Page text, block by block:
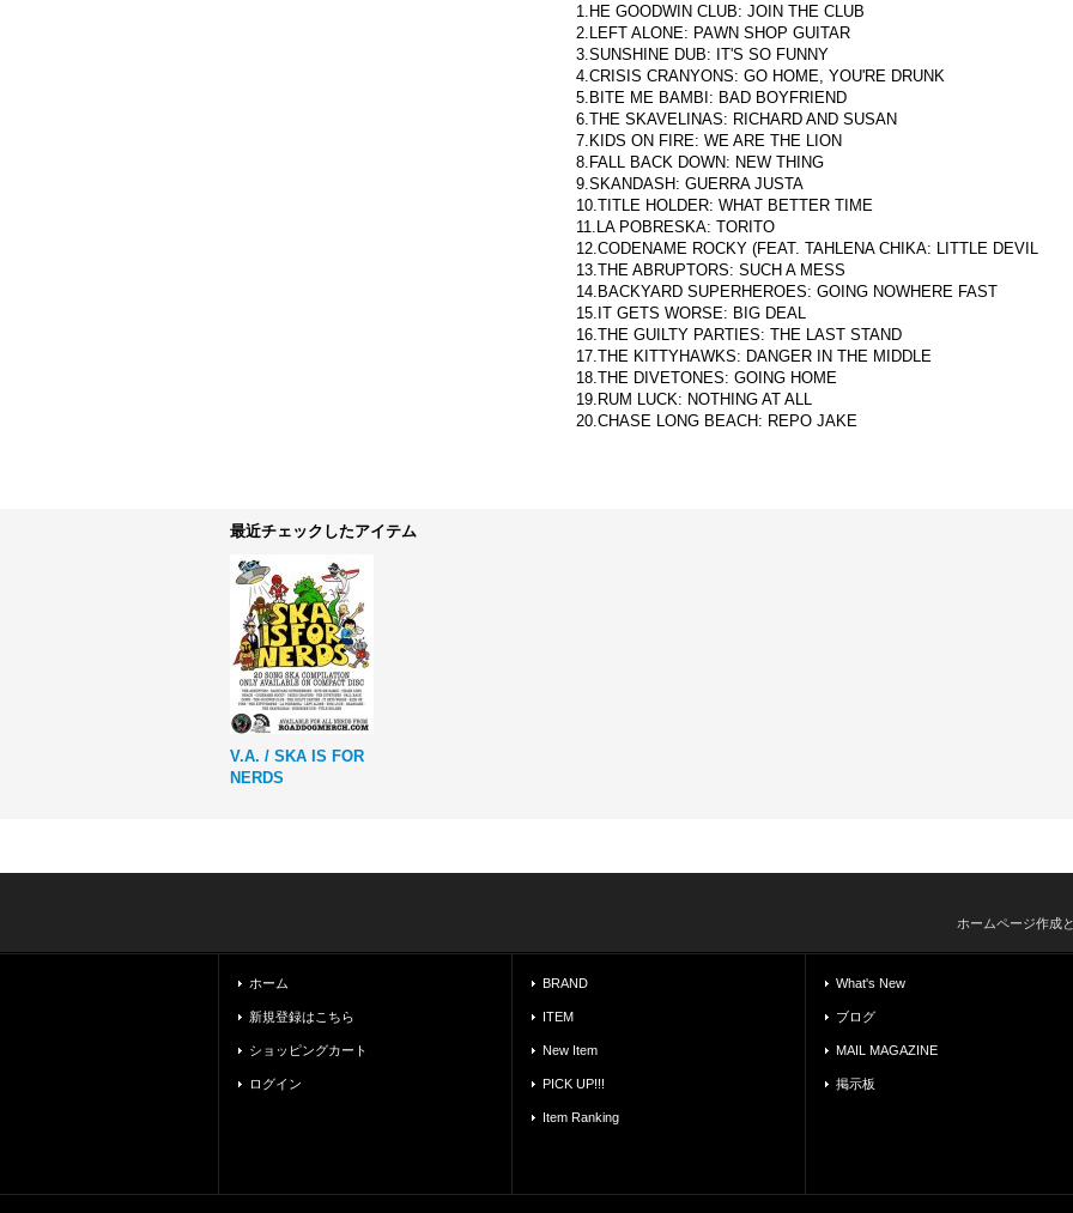
1.HE GOODWIN CLUB: JOIN THE CLUB
2.LEFT ALONE: PAWN SHOP GUITAR
3.SUNSHINE DUB: IT'S SO FUNNY
4.CRISIS CRANYONS: GO HOME, YOU'RE DRUNK
5.BITE ME BAMBI: BAD BOYFRIEND
6.THE SKAVELINAS: RICHARD AND SUSAN
7.KIDS ON FIRE: WE ARE THE LION
8.FALL BACK DOWN: NEW THING
9.SKANDASH: GUERRA JUSTA
10.TITLE HOLDER: WHAT BETTER TIME
11.LA POBRESKA: TORITO
12.CODENAME ROCKY (FEAT. TAHLENA CHIKA: LITTLE DEVIL
13.THE ABRUPTORS: SUCH A MESS
14.BACKYARD SUPERHEROES: GOING NOWHERE FAST
15.IT GETS WORSE: BIG DEAL
16.THE GUILTY PARTIES: THE LAST STAND
17.THE KITTYHAWKS: DANGER IN THE MIDDLE
18.THE DIVETONES: GOING HOME
19.RUM LUCK: NOTHING AT ALL
20.CHASE LONG BEACH: REPO JAKE
最近チェックしたアイテム
V.A. / SKA IS FOR
NERDS
ホームページ作成
ホーム
新規登録はこちら
ショッピングカート
ログイン
BRAND
ITEM
New Item
PICK UP!!!
Item Ranking
What's New
ブログ
MAIL MAGAZINE
掲示板